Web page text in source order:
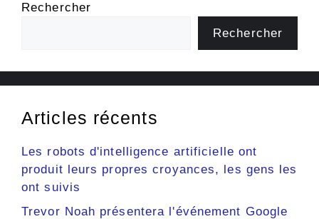
Rechercher
Rechercher
Articles récents
Les robots d'intelligence artificielle ont
produit leurs propres croyances, les gens les
ont suivis
Trevor Noah présentera l'événement Google